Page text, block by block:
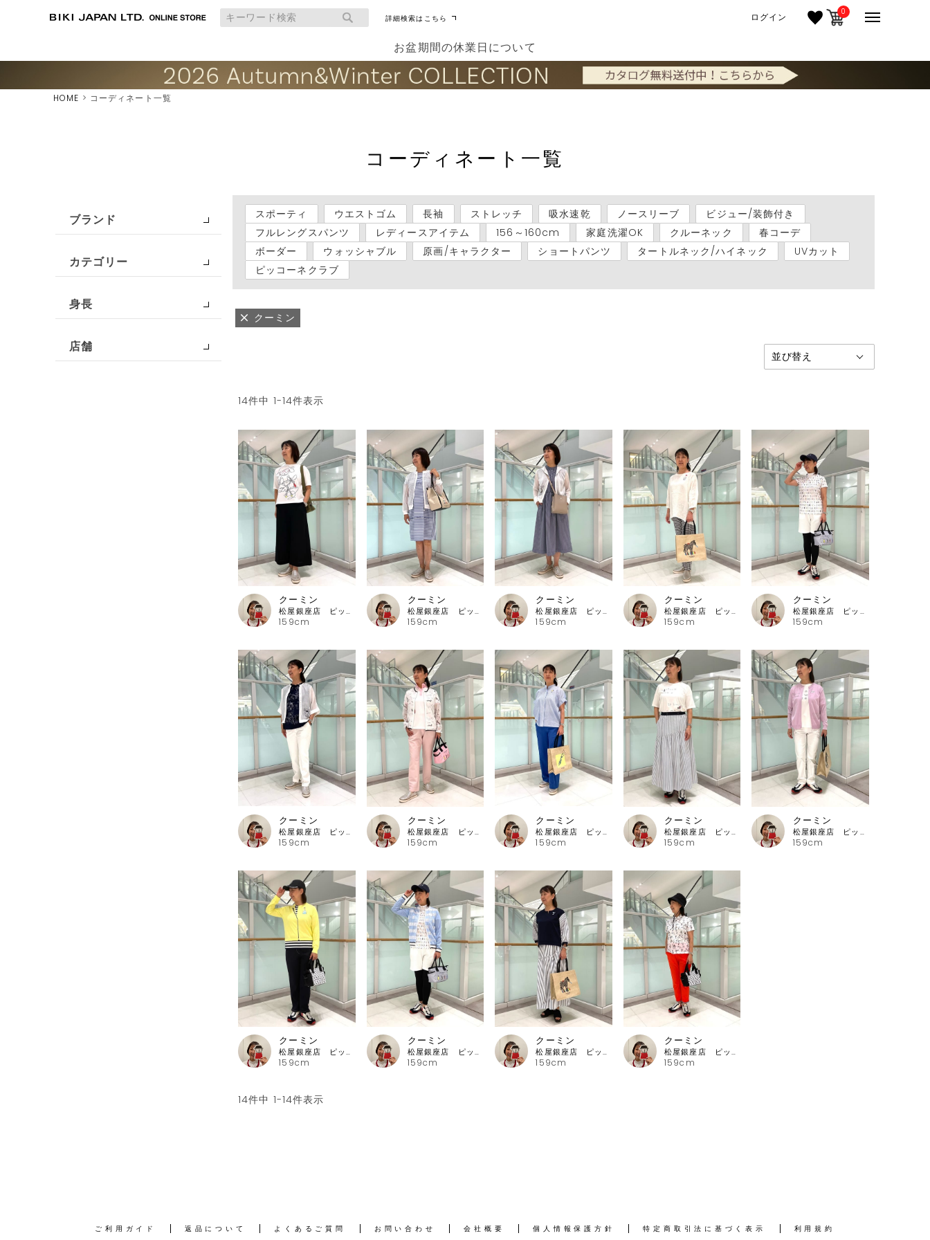
詳細検索はこちら ログイン 0
お盆期間の休業日について
HOME コーディネート一覧
コーディネート一覧
ブランド
カテゴリー
身長
店舗
スポーティ ウエストゴム 長袖 ストレッチ 吸水速乾 ノースリーブ
ビジュー/装飾付き
フルレングスパンツ
レディースアイテム 156～160cm 家庭洗濯OK クルーネック
春コーデ
ボーダー
ウォッシャブル 原画/キャラクター ショートパンツ タートルネック/ハイネック
UVカット
ピッコーネクラブ
クーミン
14件中 1-14件表示
159cm
クーミン
松屋銀座店 ピッコーネ・ピッコーネクラブ
159cm
クーミン
松屋銀座店 ピッコーネ・ピッコーネクラブ
159cm
クーミン
松屋銀座店 ピッコーネ・ピッコーネクラブ
159cm
クーミン
松屋銀座店 ピッコーネ・ピッコーネクラブ
159cm
クーミン
松屋銀座店 ピッコーネ・ピッコーネクラブ
159cm
クーミン
松屋銀座店 ピッコーネ・ピッコーネクラブ
159cm
クーミン
松屋銀座店 ピッコーネ・ピッコーネクラブ
159cm
クーミン
松屋銀座店 ピッコーネ・ピッコーネクラブ
159cm
クーミン
松屋銀座店 ピッコーネ・ピッコーネクラブ
159cm
クーミン
松屋銀座店 ピッコーネ・ピッコーネクラブ
159cm
クーミン
松屋銀座店 ピッコーネ・ピッコーネクラブ
159cm
クーミン
松屋銀座店 ピッコーネ・ピッコーネクラブ
159cm
クーミン
松屋銀座店 ピッコーネ・ピッコーネクラブ
159cm
クーミン
松屋銀座店 ピッコーネ・ピッコーネクラブ
14件中 1-14件表示
ご利用ガイド 返品について よくあるご質問 お問い合わせ 会社概要 個人情報保護方針 特定商取引法に基づく表示 利用規約